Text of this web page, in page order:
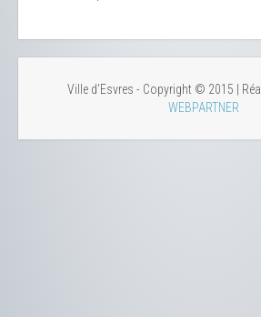
Ville d'Esvres - Copyright © 2015 |
WEBPARTNER